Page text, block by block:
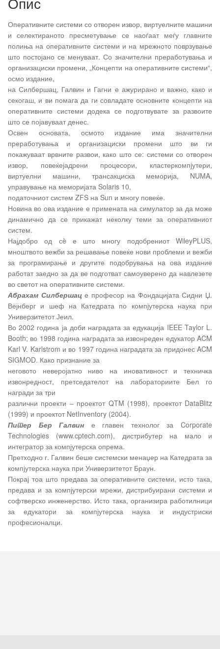
Оперативните системи со отворен извор, виртуелните машини
и селектираното пресметување се наоѓаат меѓу главните
полиња на оперативните системи и на мрежното поврзување
што постојано се менуваат. Со значителни преработувања и
организациски промени, „Концепти на оперативните системи“,
осмо издание,
на Силбершац, Галвин и Гагни е ажурирано и важно, како и
секогаш, и ви помага да ги совладате основните концепти на
оперативните системи додека се подготвувате за развоите
што се појавуваат денес.
Освен основата, осмото издание има значителни
преработувања и организациски промени што ви ги
покажуваат врвните развои, како што се: системи со отворен
извор, повеќејадрени процесори, кластеркомпјутери,
виртуелни машини, трансакциска меморија, NUMA,
управување на меморијата Solaris 10,
податочниот систем ZFS на Sun и многу повеќе.
Новина во ова издание е примената на симулатор за да може
динамично да се прикажат неколку теми за оперативниот
систем.
Најдобро од сè е што многу подобрениот WileyPLUS,
мноштвото вежби за решавање повеќе нови проблеми и вежби
за програмирање и другите подобрувања на ова издание
работат заедно за да ве подготват самоуверено да навлезете
во светот на оперативните системи.
Абрахам Силбершаце професор на Фондацијата Сидни Џ.
Вејнберг и шеф на Катедрата по компјутерска наука при
Универзитетот Јеил.
Во 2002 година ја доби наградата за едукација IEEE Taylor L.
Booth; во 1998 година наградата за извонреден едукатор ACM
Karl V. Karlstrom и во 1997 година наградата за придонес ACM
SIGMOD. Како признание за
неговото неверојатно ниво на иновативност и техничка
извонредност, претседателот на лабораториите Бел го
награди за три
различни проекти – проектот QTM (1998), проектот DataBlitz
(1999) и проектот NetInventory (2004).
Питер Бер Галвин е главен технолог за Corporate
Technologies (www.cptech.com), дистрибутер на мало и
интегратор за компјутерска опрема.
Претходно г. Галвин беше системски менаџер на Катедрата за
компјутерска наука при Универзитетот Браун.
Покрај тоа што предава за оперативните системи, исто така,
предава и за компјутерски мрежи, дистрибуирани системи и
софтверско инженерство. Исто така, организира работилници
за едукатори за компјутерска наука и индустриски
професионалци.